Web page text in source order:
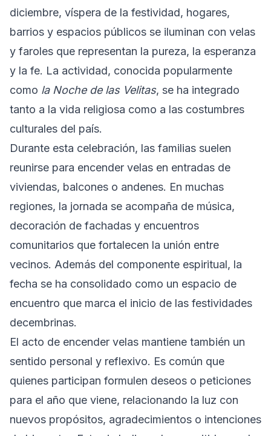
diciembre, víspera de la festividad, hogares,
barrios y espacios públicos se iluminan con velas
y faroles que representan la pureza, la esperanza
y la fe. La actividad, conocida popularmente
como la Noche de las Velitas, se ha integrado
tanto a la vida religiosa como a las costumbres
culturales del país.
Durante esta celebración, las familias suelen
reunirse para encender velas en entradas de
viviendas, balcones o andenes. En muchas
regiones, la jornada se acompaña de música,
decoración de fachadas y encuentros
comunitarios que fortalecen la unión entre
vecinos. Además del componente espiritual, la
fecha se ha consolidado como un espacio de
encuentro que marca el inicio de las festividades
decembrinas.
El acto de encender velas mantiene también un
sentido personal y reflexivo. Es común que
quienes participan formulen deseos o peticiones
para el año que viene, relacionando la luz con
nuevos propósitos, agradecimientos o intenciones